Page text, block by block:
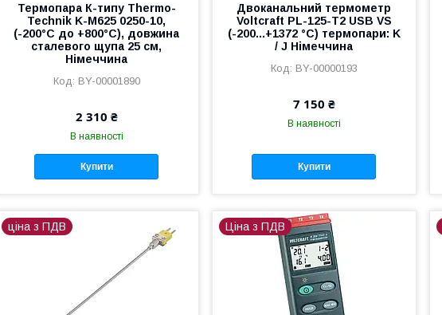
Термопара К-типу Thermo-
Technik K-M625 0250-10,
(-200°C до +800°C), довжина
сталевого щупа 25 см,
Німеччина
BY-00001890
2 310 ₴
В наявності
Купити
Двоканальний термометр
Voltcraft PL-125-T2 USB VS
(-200...+1372 °C) термопари: K
/ J Німеччина
BY-00000193
7 150 ₴
В наявності
Купити
ціна з ПДВ Ціна з ПДВ